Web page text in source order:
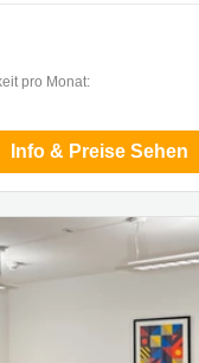
pro Monat:
Info & Preise Sehen